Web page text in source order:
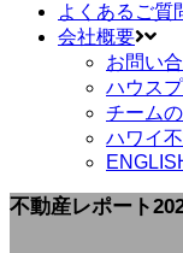
よくあるご質
会社概要
お問い
ハウス
チーム
ハワイ
不動産レポート